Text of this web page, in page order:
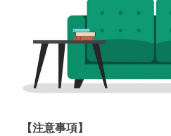
【注意事項】